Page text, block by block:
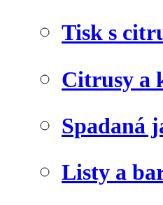
Tisk s
Citrusy a
Spadaná
Listy a